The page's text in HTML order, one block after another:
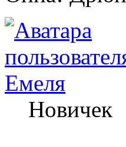
Емеля
Новичек